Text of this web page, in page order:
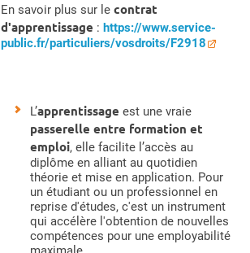
En savoir plus sur le contrat
d'apprentissage : https://www.service-
public.fr/particuliers/vosdroits/F2918
L’apprentissage est une vraie
passerelle entre formation et
emploi, elle facilite l’accès au
diplôme en alliant au quotidien
théorie et mise en application. Pour
un étudiant ou un professionnel en
reprise d'études, c'est un instrument
qui accélère l'obtention de nouvelles
compétences pour une employabilité